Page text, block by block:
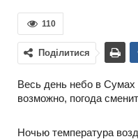
110
Поділитися
Весь день небо в
возможно, погода
Ночью температура